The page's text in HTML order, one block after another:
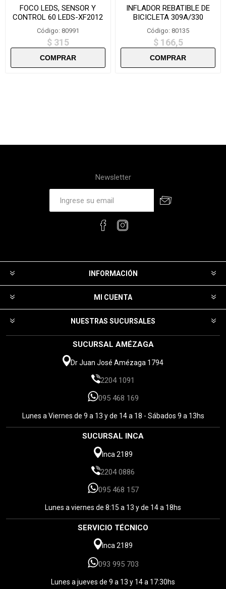
FOCO LEDS, SENSOR Y
CONTROL 60 LEDS-XF2012
Código: 80991
$ 315
INFLADOR REBATIBLE DE
BICICLETA 309A/330
Código: 80135
$ 166,5
Newsletter
INFORMACIÓN
MI CUENTA
NUESTRAS SUCURSALES
SUCURSAL AMÉZAGA
Dr Juan José Amézaga 1794
2204 1091
095 468 169
Lunes a Viernes de 9 a 13 y de 14 a 18 - Sábados 9 a 13hs
SUCURSAL INCA
Inca 2189
2204 0886
095 468 157
Lunes a viernes de 8:15 a 13 y de 14 a 18hs
SERVICIO TÉCNICO
Inca 2189
093 995 703
Lunes a jueves de 9 a 13 y 14 a 17:30hs